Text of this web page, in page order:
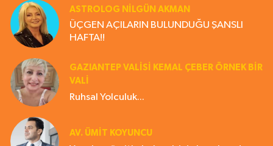
ASTROLOG NILGÜN AKMAN
ÜÇGEN AÇILARIN BULUNDUĞU ŞANSLI
HAFTA!!
GAZIANTEP VALISI KEMAL ÇEBER ÖRNEK BİR
VALİ
Ruhsal Yolculuk...
AV. ÜMIT KOYUNCU